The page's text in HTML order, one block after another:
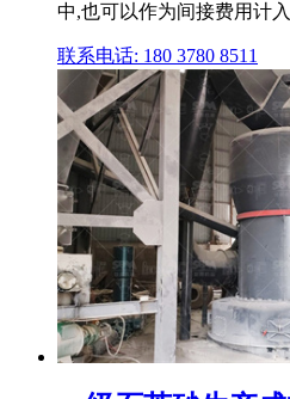
中,也可以作为间接费用计
联系电话: 180 3780 8511